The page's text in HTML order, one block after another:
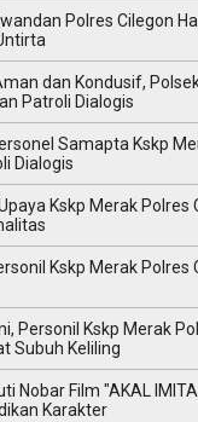
Polres Cilegon
dan Kondusif,
Patroli Dialogis
Samapta Kskp
Dialogis
Kskp Merak Polres
Kskp Merak Polres
Personil Kskp Merak
Subuh Keliling
Nobar Film "AKAL
Karakter